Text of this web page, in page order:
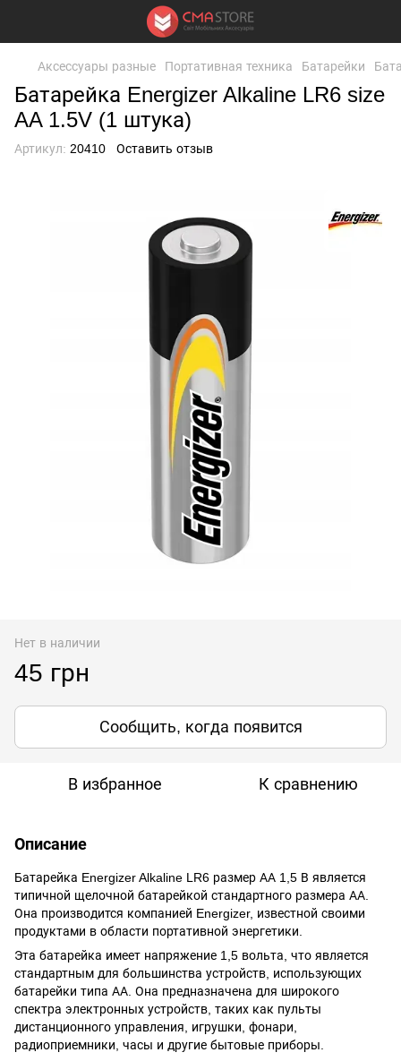
Аксессуары разные Портативная техника Батарейки
Батарейка Energizer Alkaline LR6 size
AA 1.5V (1 штука)
Артикул: 20410 Оставить отзыв
Нет в наличии
45 грн
Сообщить, когда появится
В избранное К сравнению
Описание
Батарейка Energizer Alkaline LR6 размер АА 1,5 В является
типичной щелочной батарейкой стандартного размера АА.
Она производится компанией Energizer, известной своими
продуктами в области портативной энергетики.
Эта батарейка имеет напряжение 1,5 вольта, что является
стандартным для большинства устройств, использующих
батарейки типа АА. Она предназначена для широкого
спектра электронных устройств, таких как пульты
дистанционного управления, игрушки, фонари,
радиоприемники, часы и другие бытовые приборы.